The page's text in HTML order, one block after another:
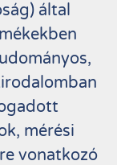
által
mérési
vonatkozó